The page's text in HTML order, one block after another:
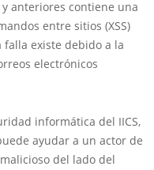
anteriores contiene una
entre sitios (XSS)
falla existe debido a la
electrónicos
informática del IICS,
ayudar a un actor de
del lado del